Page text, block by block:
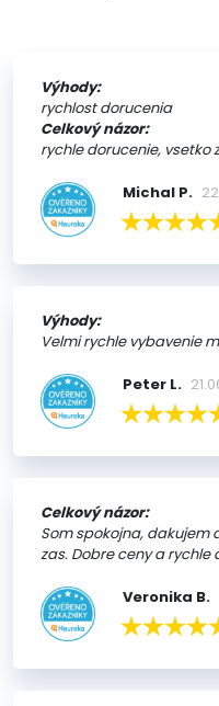
Výhody:
rychlost dorucenia
Celkový názor:
rychle dorucenie,
Michal P.
Výhody:
Velmi rychle vybavenie
Peter L.
Celkový názor:
Som spokojna, dakujem
zas. Dobre ceny a rychle
Veronika B.